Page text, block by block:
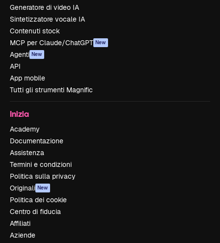
Generatore di video IA
Sintetizzatore vocale IA
Contenuti stock
MCP per Claude/ChatGPT New
Agenti New
API
App mobile
Tutti gli strumenti Magnific
Inizia
Academy
Documentazione
Assistenza
Termini e condizioni
Politica sulla privacy
Originali New
Politica dei cookie
Centro di fiducia
Affiliati
Aziende